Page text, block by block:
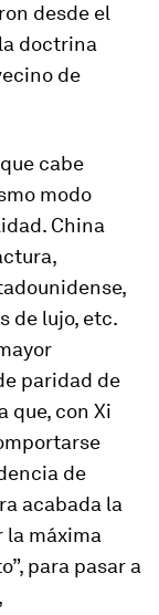
desde el
doctrina
de
cabe
modo
China
de lujo, etc.
paridad de
que, con Xi
de
acabada la
la máxima
para pasar a